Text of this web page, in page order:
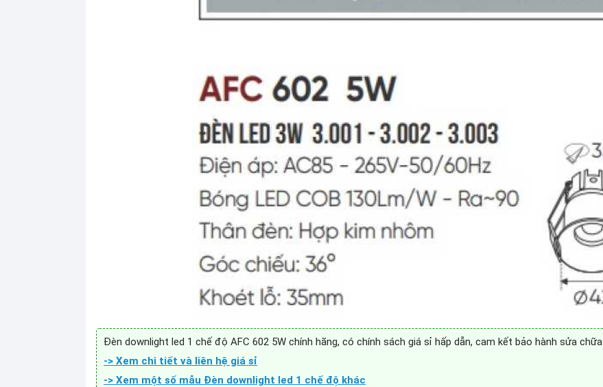
Đèn downlight led 1 chế độ AFC 602 5W chính hãng, có chính sách giá sỉ hấp dẫn, cam kết bảo hành sửa chữa
-> Xem chi tiết và liên hệ giá sỉ
-> Xem một số mẫu Đèn downlight led 1 chế độ khác